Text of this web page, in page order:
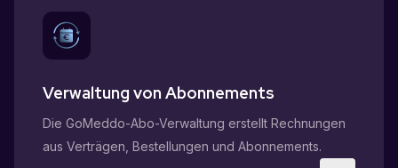
Verwaltung von Abonnements
Die GoMeddo-Abo-Verwaltung erstellt Rechnungen
aus Verträgen, Bestellungen und Abonnements.